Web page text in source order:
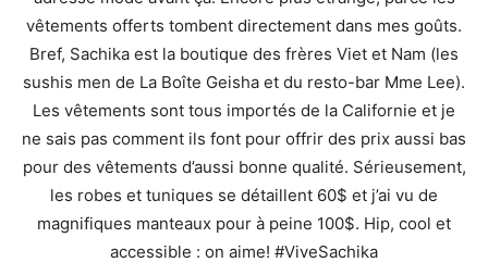
vêtements offerts tombent directement dans mes goûts.
Bref, Sachika est la boutique des frères Viet et Nam (les
sushis men de La Boîte Geisha et du resto-bar Mme Lee).
Les vêtements sont tous importés de la Californie et je
ne sais pas comment ils font pour offrir des prix aussi bas
pour des vêtements d’aussi bonne qualité. Sérieusement,
les robes et tuniques se détaillent 60$ et j’ai vu de
magnifiques manteaux pour à peine 100$. Hip, cool et
accessible : on aime! #ViveSachika